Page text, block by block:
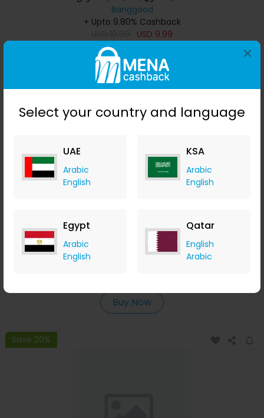
Select your country and language
UAE
Arabic
English
KSA
Arabic
English
Egypt
Arabic
English
Qatar
English
Arabic
×
Banggood
+ Upto 9.80% Cashback
USD 9.99
Buy Now
Save 25%
مبراة منشار محمولة سلسلة المنشار المزدوج مبراة مبراة الحجر
الحجري مع شارب الحفر 2
Banggood
Buy Now
Save 20%